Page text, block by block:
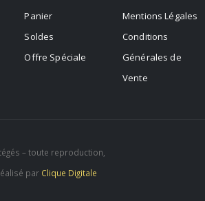
Panier
Soldes
Offre Spéciale
Mentions Légales
Conditions
Générales de
Vente
– toute reproduction,
par Clique Digitale